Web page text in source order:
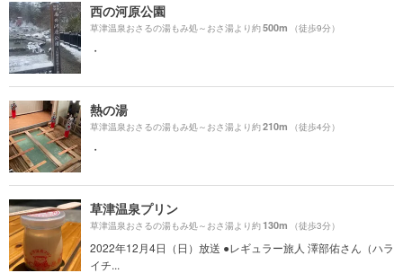
西の河原公園
草津温泉おさるの湯もみ処～おさ湯より約500m （徒歩9分）
・
熱の湯
草津温泉おさるの湯もみ処～おさ湯より約210m （徒歩4分）
・
草津温泉プリン
草津温泉おさるの湯もみ処～おさ湯より約130m （徒歩3分）
2022年12月4日（日）放送 ●レギュラー旅人 澤部佑さん（ハラ
イチ...